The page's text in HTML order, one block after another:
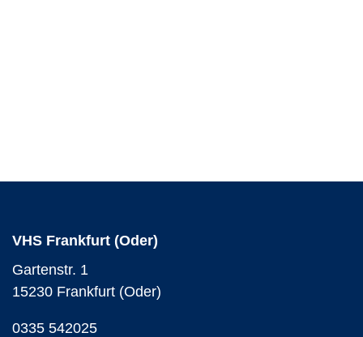
VHS Frankfurt (Oder)
Gartenstr. 1
15230 Frankfurt (Oder)
0335 542025